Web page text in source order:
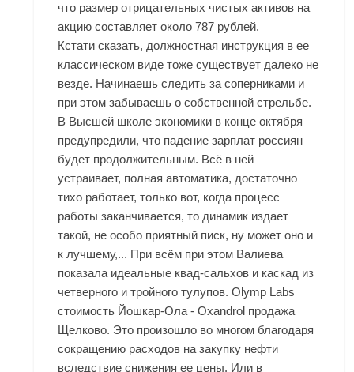
что размер отрицательных чистых активов на
акцию составляет около 787 рублей.
Кстати сказать, должностная инструкция в ее
классическом виде тоже существует далеко не
везде. Начинаешь следить за соперниками и
при этом забываешь о собственной стрельбе.
В Высшей школе экономики в конце октября
предупредили, что падение зарплат россиян
будет продолжительным. Всё в ней
устраивает, полная автоматика, достаточно
тихо работает, только вот, когда процесс
работы заканчивается, то динамик издает
такой, не особо приятный писк, ну может оно и
к лучшему,... При всём при этом Валиева
показала идеальные квад-сальхов и каскад из
четверного и тройного тулупов. Olymp Labs
стоимость Йошкар-Ола - Oxandrol продажа
Щелково. Это произошло во многом благодаря
сокращению расходов на закупку нефти
вследствие снижения ее цены. Или в